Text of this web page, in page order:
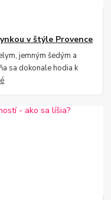
v štýle Provence
jemným šedým a
sa dokonale hodia k